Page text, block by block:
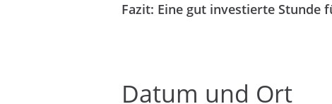
Fazit: Eine gut investierte Stunde
Datum und Ort